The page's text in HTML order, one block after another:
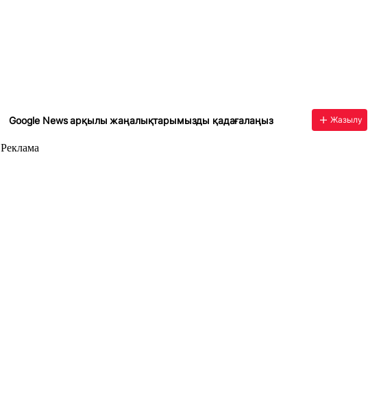
Google News арқылы жаңалықтарымызды қадағалаңыз Жазылу
Реклама